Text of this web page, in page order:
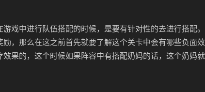
戏中进行队伍搭配的时候，是要有针对性的去进行搭配
，那么在这之前首先就要了解这个关卡中会有哪些负面
果的，这个时候如果阵容中有搭配奶妈的话，这个奶妈